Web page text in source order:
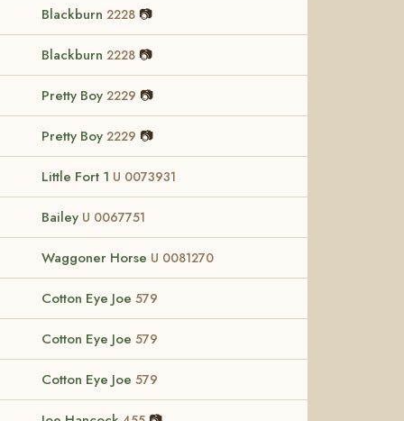
Blackburn 2228 📷
Blackburn 2228 📷
Pretty Boy 2229 📷
Pretty Boy 2229 📷
Little Fort 1 U 0073931
Bailey U 0067751
Waggoner Horse U 0081270
Cotton Eye Joe 579
Cotton Eye Joe 579
Cotton Eye Joe 579